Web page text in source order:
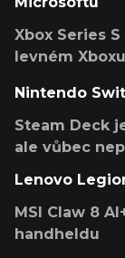
Xbox Series
levném Xboxu
Nintendo
Steam Deck
ale vůbec
Lenovo
MSI Claw 8
handheldu